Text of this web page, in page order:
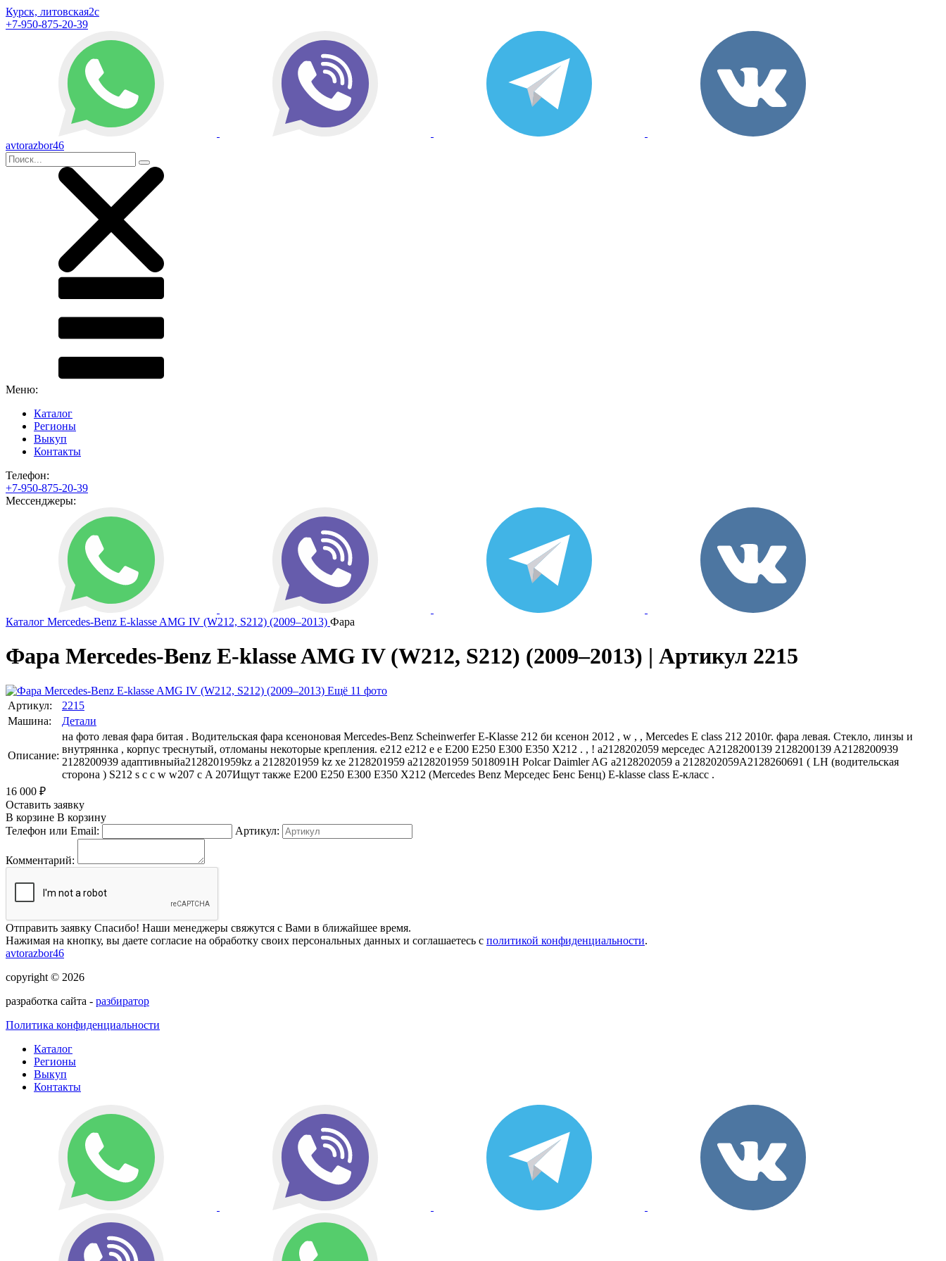
Курск, литовская2с
+7-950-875-20-39
avtorazbor46
Меню:
Каталог
Регионы
Выкуп
Контакты
Телефон:
+7-950-875-20-39
Мессенджеры:
Каталог Mercedes-Benz E-klasse AMG IV (W212, S212) (2009–2013) Фара
Фара Mercedes-Benz E-klasse AMG IV (W212, S212) (2009–2013) | Артикул 2215
Ещё 11 фото
Артикул:
2215
Машина:
Детали
Описание:
на фото левая фара битая . Водительская фара ксеноновая Mercedes-Benz Scheinwerfer E-Klasse 212 би ксенон 2012 , w , , Mercedes E class 212 2010г. фара левая. Стекло, линзы и
внутряннка , корпус треснутый, отломаны некоторые крепления. е212 e212 е e E200 E250 E300 E350 X212 . , ! a2128202059 мерседес A2128200139 2128200139 A2128200939
2128200939 адаптивныйa2128201959kz a 2128201959 kz xe 2128201959 a2128201959 5018091H Polcar Daimler AG a2128202059 a 2128202059A2128260691 ( LH (водительская
сторона ) S212 s с c w w207 с A 207Ищут также E200 E250 E300 E350 X212 (Mercedes Benz Мерседес Бенс Бенц) E-klasse class Е-класс .
16 000 ₽
Оставить заявку
В корзине В корзину
Телефон или Email:
Артикул:
Комментарий:
Отправить заявку Спасибо! Наши менеджеры свяжутся с Вами в ближайшее время.
Нажимая на кнопку, вы даете согласие на обработку своих персональных данных и соглашаетесь с политикой конфиденциальности.
avtorazbor46
copyright © 2026
разработка сайта - разбиратор
Политика конфиденциальности
Каталог
Регионы
Выкуп
Контакты